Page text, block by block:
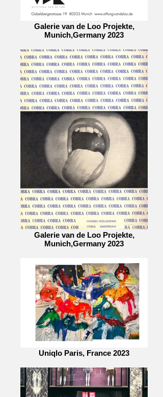
Galerie van de Loo Projekte,
Munich,Germany 2023
Galerie van de Loo Projekte,
Munich,Germany 2023
Uniqlo Paris, France 2023